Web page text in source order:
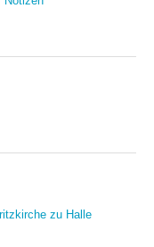
zu Halle